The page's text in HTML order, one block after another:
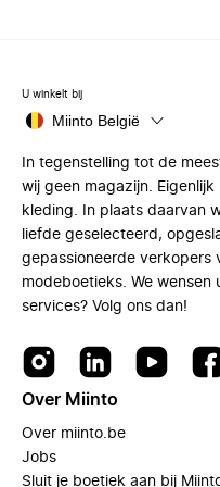
U winkelt bij
Miinto België
In tegenstelling tot de
wij geen magazijn.
kleding. In plaats daarvan
liefde geselecteerd,
gepassioneerde verkopers
modeboetieks. We wensen
services? Volg ons dan!
Over Miinto
Over miinto.be
Jobs
Sluit je boetiek aan bij